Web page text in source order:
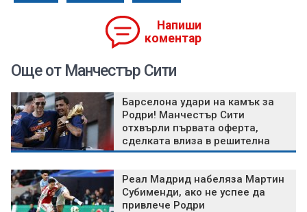
Напиши
коментар
Още от Манчестър Сити
Барселона удари на камък за
Родри! Манчестър Сити
отхвърли първата оферта,
сделката влиза в решителна
фаза
Реал Мадрид набеляза Мартин
Субименди, ако не успее да
привлече Родри